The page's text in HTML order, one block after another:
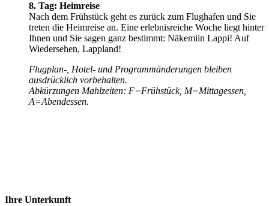
8. Tag: Heimreise
Nach dem Frühstück geht es zurück zum Flughafen und Sie
treten die Heimreise an. Eine erlebnisreiche Woche liegt hinter
Ihnen und Sie sagen ganz bestimmt: Näkemiin Lappi! Auf
Wiedersehen, Lappland!
Flugplan-, Hotel- und Programmänderungen bleiben
ausdrücklich vorbehalten.
Abkürzungen Mahlzeiten: F=Frühstück, M=Mittagessen,
A=Abendessen.
Ihre Unterkunft